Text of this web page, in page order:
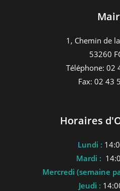
1, Chemin de
53260
Téléphone: 02
Fax: 02 43
Horaires
Lundi :
Mardi :
Mercredi (semaine
Jeudi :